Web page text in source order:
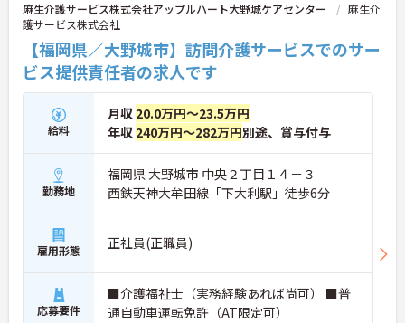
麻生介護サービス株式会社アップルハート大野城ケアセンター
麻生介
護サービス株式会社
【福岡県／大野城市】訪問介護サービスでのサー
ビス提供責任者の求人です
給料
月収 20.0万円～23.5万円
年収 240万円～282万円別途、賞与付与
勤務地
福岡県 大野城市 中央２丁目１４－３
西鉄天神大牟田線「下大利駅」徒歩6分
雇用形態 正社員(正職員)
応募要件
■介護福祉士（実務経験あれば尚可） ■普
通自動車運転免許（AT限定可）